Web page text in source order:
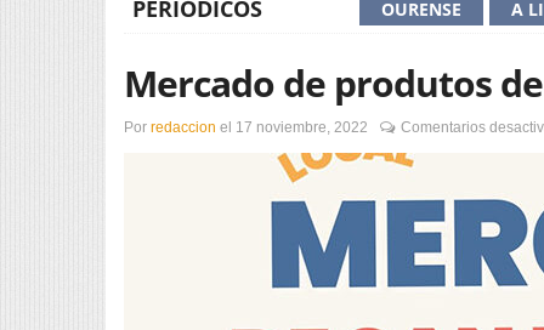
PERIÓDICOS A
OURENSE
Mercado de produtos
Por redaccion el 17 noviembre, 2022 Comentarios